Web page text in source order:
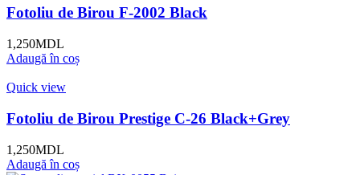
Fotoliu de Birou F-2002 Black
1,250MDL
Adaugă în coș
Quick view
Fotoliu de Birou Prestige C-26 Black+Grey
1,250MDL
Adaugă în coș